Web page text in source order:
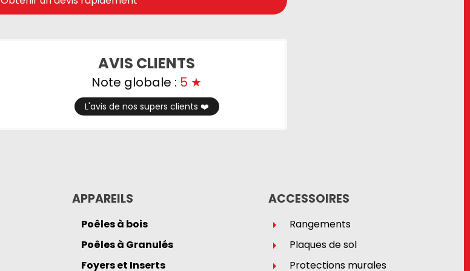
AVIS CLIENTS
Note globale : 5 ★
L'avis de nos supers clients ❤️️
APPAREILS
Poêles à bois
Poêles à Granulés
Foyers et Inserts
ACCESSOIRES
Rangements
Plaques de sol
Protections murales